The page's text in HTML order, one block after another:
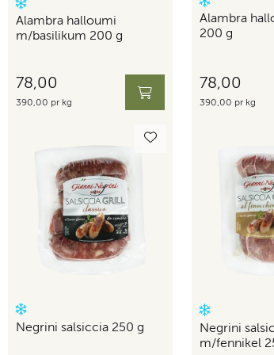
Alambra halloumi
m/basilikum 200 g
78,00
390,00 pr kg
Alambra
200 g
78,00
390,00 pr kg
Negrini salsiccia 250 g
Negrini
m/fennikel